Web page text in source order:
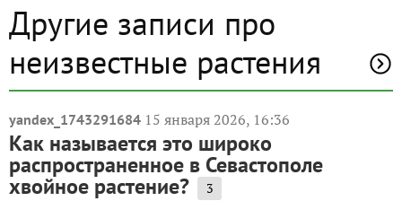
Другие записи про
неизвестные растения
yandex_1743291684 15 января 2026, 16:36
Как называется это широко
распространенное в Севастополе
хвойное растение? 3